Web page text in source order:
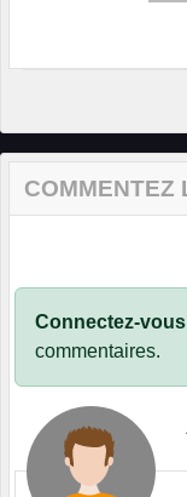
COMMENTEZ
Connectez-vous
commentaires.